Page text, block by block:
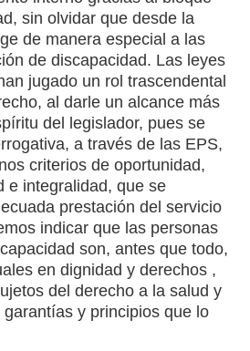
sin olvidar que desde la
de manera especial a las
de discapacidad. Las leyes
jugado un rol trascendental
al darle un alcance más
del legislador, pues se
a través de las EPS,
criterios de oportunidad,
e integralidad, que se
prestación del servicio
indicar que las personas
son, antes que todo,
en dignidad y derechos ,
del derecho a la salud y
y principios que lo